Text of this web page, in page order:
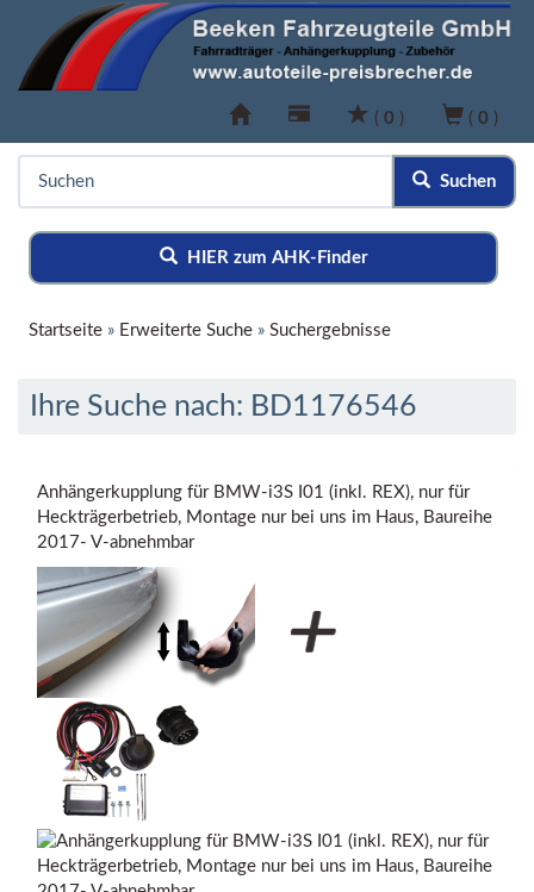
( 0 ) ( 0 )
Suchen
HIER zum AHK-Finder
Startseite » Erweiterte Suche » Suchergebnisse
Ihre Suche nach: BD1176546
Anhängerkupplung für BMW-i3S I01 (inkl. REX), nur für
Heckträgerbetrieb, Montage nur bei uns im Haus, Baureihe
2017- V-abnehmbar